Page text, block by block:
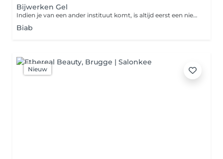
Bijwerken Gel
Indien je van een ander instituut komt, is altijd eerst een nieuwe set.
Biab
Nieuw